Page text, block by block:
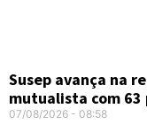
Susep avança na
mutualista com
07/08/2026 08:58